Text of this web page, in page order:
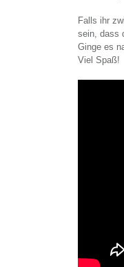
Falls ihr
sein, dass
Ginge es
Viel Spaß!